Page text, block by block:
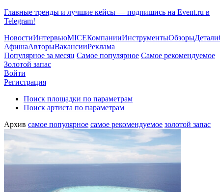
Главные тренды и лучшие кейсы — подпишись на Event.ru в
Telegram!
НовостиИнтервьюMICEКомпанииИнструментыОбзорыДетали
АфишаАвторыВакансииРеклама
Популярное за месяц Самое популярное Самое рекомендуемое
Золотой запас
Войти
Регистрация
Поиск площадки по параметрам
Поиск артиста по параметрам
Архив самое популярное самое рекомендуемое золотой запас